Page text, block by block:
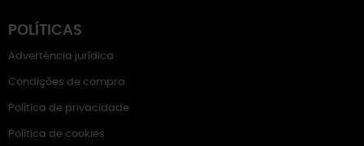
POLÍTICAS
Advertência jurídica
Condições de compra
Política de privacidade
Política de cookies